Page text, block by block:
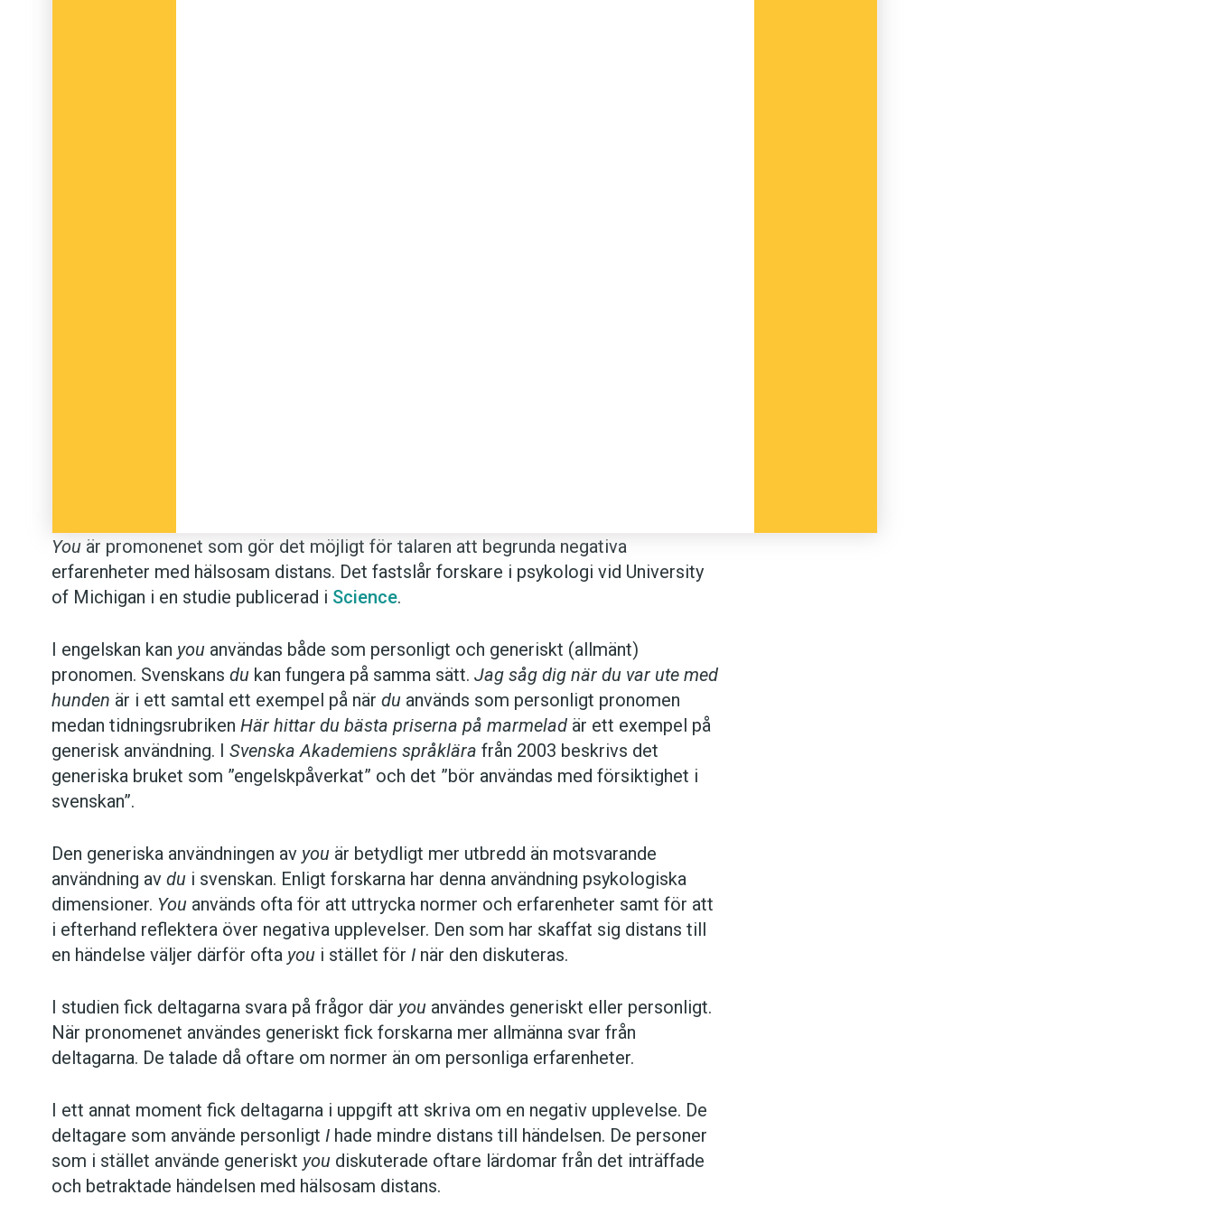
You är promonenet som gör det möjligt för talaren att begrunda negativa
erfarenheter med hälsosam distans. Det fastslår forskare i psykologi vid University
of Michigan i en studie publicerad i Science.
I engelskan kan you användas både som personligt och generiskt (allmänt)
pronomen. Svenskans du kan fungera på samma sätt. Jag såg dig när du var ute med
hunden är i ett samtal ett exempel på när du används som personligt pronomen
medan tidningsrubriken Här hittar du bästa priserna på marmelad är ett exempel på
generisk användning. I Svenska Akademiens språklära från 2003 beskrivs det
generiska bruket som ”engelskpåverkat” och det ”bör användas med försiktighet i
svenskan”.
Den generiska användningen av you är betydligt mer utbredd än motsvarande
användning av du i svenskan. Enligt forskarna har denna användning psykologiska
dimensioner. You används ofta för att uttrycka normer och erfarenheter samt för att
i efterhand reflektera över negativa upplevelser. Den som har skaffat sig distans till
en händelse väljer därför ofta you i stället för I när den diskuteras.
I studien fick deltagarna svara på frågor där you användes generiskt eller personligt.
När pronomenet användes generiskt fick forskarna mer allmänna svar från
deltagarna. De talade då oftare om normer än om personliga erfarenheter.
I ett annat moment fick deltagarna i uppgift att skriva om en negativ upplevelse. De
deltagare som använde personligt I hade mindre distans till händelsen. De personer
som i stället använde generiskt you diskuterade oftare lärdomar från det inträffade
och betraktade händelsen med hälsosam distans.